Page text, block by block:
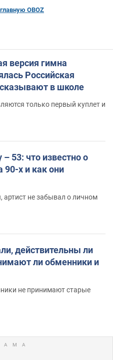
OBOZ
версия гимна
Российская
в школе
только первый куплет и
53: что известно о
90-х и как они
артист не забывал о личном
действительны ли
ли обменники и
не принимают старые